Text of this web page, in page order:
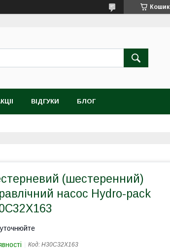
Кошик
ВІДГУКИ БЛОГ
(шестеренний)
насос Hydro-pack
Код: H30C32X163